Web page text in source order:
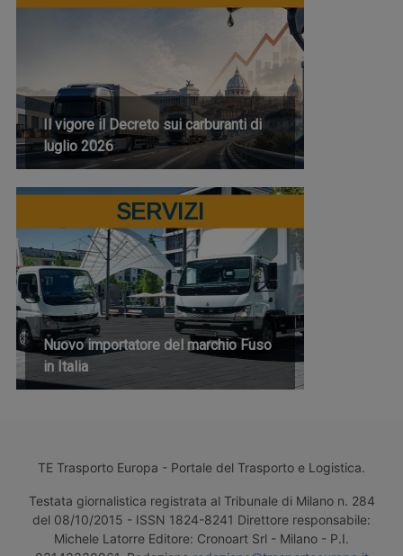
Il vigore il Decreto sui carburanti di
luglio 2026
SERVIZI
Nuovo importatore del marchio Fuso
in Italia
TE Trasporto Europa - Portale del Trasporto e Logistica.
Testata giornalistica registrata al Tribunale di Milano n. 284
del 08/10/2015 - ISSN 1824-8241 Direttore responsabile:
Michele Latorre Editore: Cronoart Srl - Milano - P.I.